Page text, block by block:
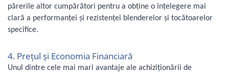
Ingrijire Locuinta
Purificatoare de aer
Fashion
Ceasuri barbatesti
părerile altor cumpărători pentru a obține o înțelegere mai
clară a performanței și rezistenței blenderelor și tocătoarelor
specifice.
4. Prețul și Economia Financiară
Unul dintre cele mai mari avantaje ale achiziționării de